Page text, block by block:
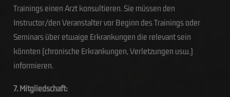
Trainings einen Arzt konsultieren. Sie müssen den
Instructor/den Veranstalter vor Beginn des Trainings oder
Seminars über etwaige Erkrankungen die relevant sein
könnten (chronische Erkrankungen, Verletzungen usw.)
informieren.
7. Mitgliedschaft: